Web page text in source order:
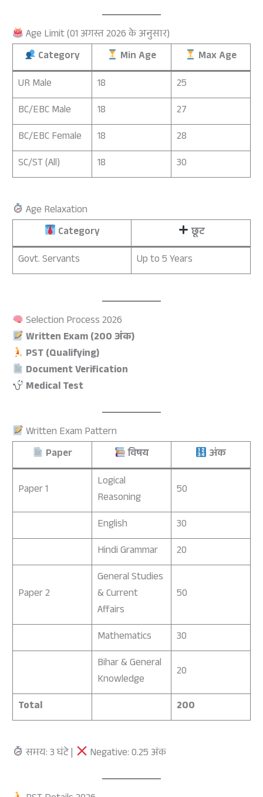
Age Limit (01 अगस्त 2026 के अनुसार)
Category
Min Age
Max Age
UR Male
18
25
BC/EBC Male
18
27
BC/EBC Female
18
28
SC/ST (All)
18 30
Age Relaxation
Category
छूट
Govt. Servants
Up to 5 Years
Selection Process 2026
Written Exam (200 अंक)
PST (Qualifying)
Document Verification
Medical Test
Written Exam Pattern
Paper
विषय अंक
Paper 1
Logical
Reasoning
50
English
30
Hindi Grammar
20
Paper 2
General Studies
& Current
Affairs
50
Mathematics
30
Bihar & General
Knowledge
20
Total 200
समय: 3 घंटे | Negative: 0.25 अंक